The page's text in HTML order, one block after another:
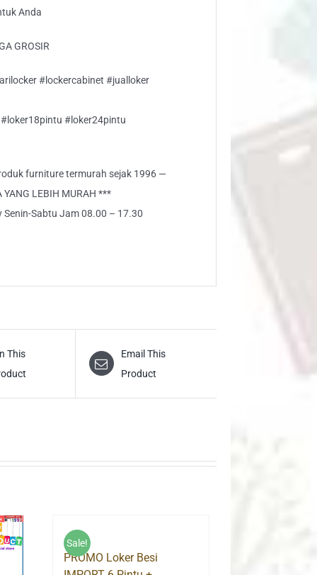
Anda
GROSIR
#lockercabinet #jualloker
#loker24pintu
furniture termurah sejak 1996 —
LEBIH MURAH ***
Senin-Sabtu Jam 08.00 – 17.30
This
Email This
Product
Sale!
PROMO Loker Besi